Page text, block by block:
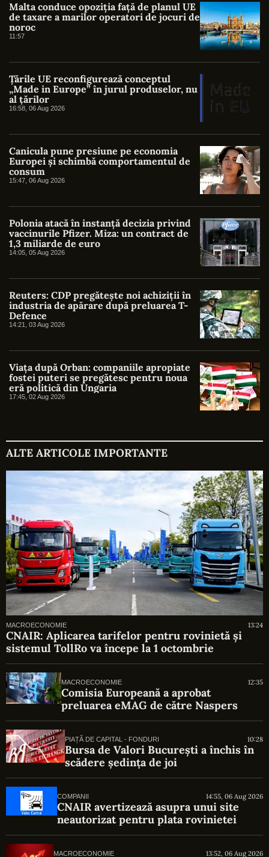
Malta conduce opoziția față de planul UE
de taxare a marilor operatori de jocuri de
noroc
11:57
Țările UE reconfigurează conceptul
„Made in Europe” în jurul produselor, nu
al țărilor
16:58, 06 Aug 2026
Canicula pune presiune pe economia
Europei și schimbă comportamentul de
consum
15:47, 06 Aug 2026
Polonia atacă în instanță decizia privind
vaccinurile Pfizer. Miza: un contract de
1,3 miliarde de euro
14:05, 05 Aug 2026
Reuters: CDP pregătește noi achiziții în
industria de apărare după preluarea T-
Defence
14:21, 03 Aug 2026
Viața după Orban: companiile apropiate
fostei puteri se pregătesc pentru noua
eră politică din Ungaria
17:45, 02 Aug 2026
ALTE ARTICOLE IMPORTANTE
MACROECONOMIE 13:24
CNAIR: Aplicarea tarifelor pentru rovinietă și
sistemul TollRo va începe la 1 octombrie
MACROECONOMIE 12:35
Comisia Europeană a aprobat
preluarea eMAG de către Naspers
PIAȚĂ DE CAPITAL - FONDURI 10:28
Bursa de Valori București a închis în
scădere ședința de joi
COMPANII 14:55, 06 Aug 2026
CNAIR avertizează asupra unui site
neautorizat pentru plata rovinietei
MACROECONOMIE 13:52, 06 Aug 2026